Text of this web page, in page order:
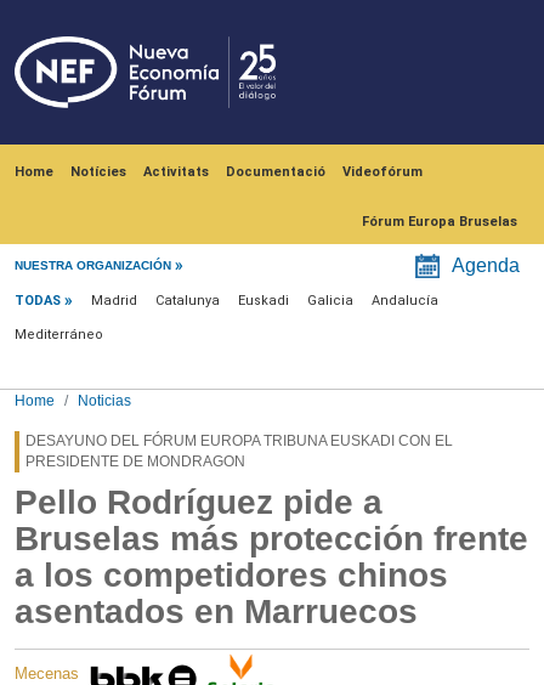
Home Notícies Activitats Documentació Videofórum
Fórum Europa Bruselas
NUESTRA ORGANIZACIÓN Agenda
Menú noticias
TODAS Madrid Catalunya Euskadi Galicia Andalucía
Mediterráneo
Home Noticias
DESAYUNO DEL FÓRUM EUROPA TRIBUNA EUSKADI CON EL
PRESIDENTE DE MONDRAGON
Pello Rodríguez pide a
Bruselas más protección frente
a los competidores chinos
asentados en Marruecos
Mecenas